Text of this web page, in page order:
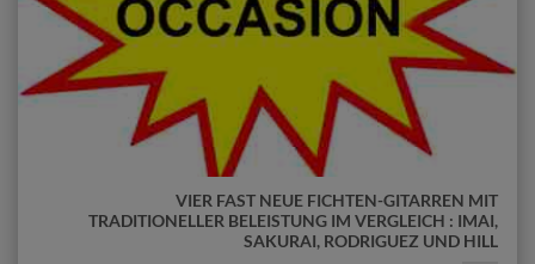
VIER FAST NEUE FICHTEN-GITARREN MIT
TRADITIONELLER BELEISTUNG IM VERGLEICH : IMAI,
SAKURAI, RODRIGUEZ UND HILL